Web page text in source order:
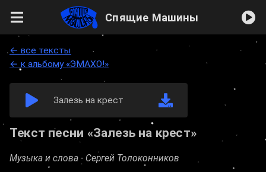
Спящие Машины
← все тексты
← к альбому «ЭМАХО!»
Залезь на крест
Текст песни «Залезь на крест»
Музыка и слова - Сергей Толоконников